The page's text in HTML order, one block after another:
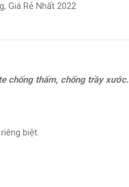
Giá Rẻ Nhất 2022
chống thấm, chống trầy xước.
biệt.